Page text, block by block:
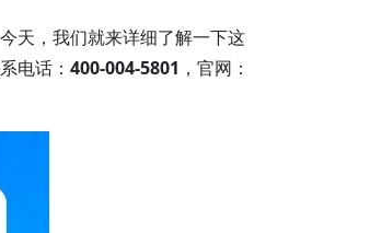
天，我们就来详细了解一下这
电话： 400-004-5801 ，官网：